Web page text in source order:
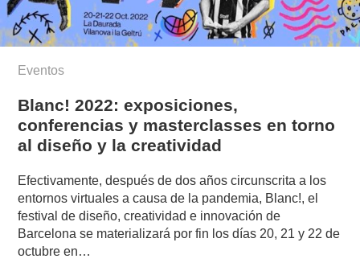
Eventos
Blanc! 2022: exposiciones,
conferencias y masterclasses en torno
al diseño y la creatividad
Efectivamente, después de dos años circunscrita a los
entornos virtuales a causa de la pandemia, Blanc!, el
festival de diseño, creatividad e innovación de
Barcelona se materializará por fin los días 20, 21 y 22 de
octubre en…